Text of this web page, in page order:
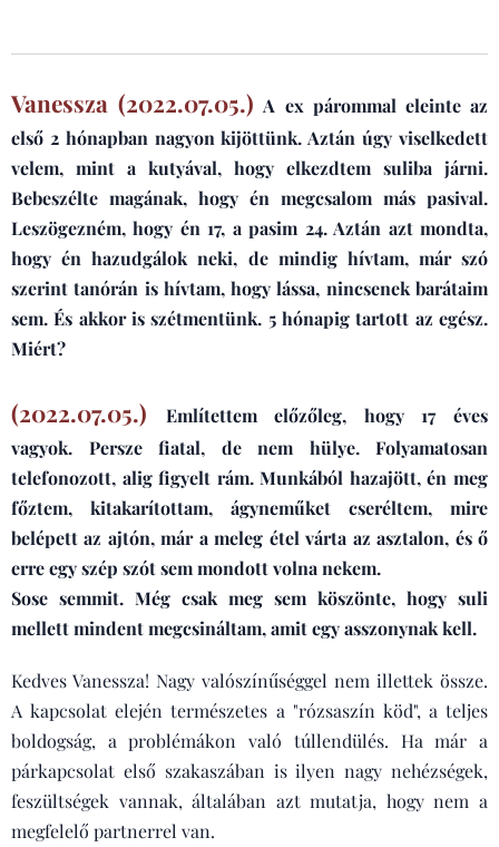
Vanessza (2022.07.05.) A ex párommal eleinte az
első 2 hónapban nagyon kijöttünk. Aztán úgy viselkedett
velem, mint a kutyával, hogy elkezdtem suliba járni.
Bebeszélte magának, hogy én megcsalom más pasival.
Leszögezném, hogy én 17, a pasim 24. Aztán azt mondta,
hogy én hazudgálok neki, de mindig hívtam, már szó
szerint tanórán is hívtam, hogy lássa, nincsenek barátaim
sem. És akkor is szétmentünk. 5 hónapig tartott az egész.
Miért?
(2022.07.05.)
Említettem előzőleg, hogy 17 éves
vagyok. Persze fiatal, de nem hülye. Folyamatosan
telefonozott, alig figyelt rám. Munkából hazajött, én meg
főztem, kitakarítottam, ágyneműket cseréltem, mire
belépett az ajtón, már a meleg étel várta az asztalon, és ő
erre egy szép szót sem mondott volna nekem.
Sose semmit. Még csak meg sem köszönte, hogy suli
mellett mindent megcsináltam, amit egy asszonynak kell.
Kedves Vanessza! Nagy valószínűséggel nem illettek össze.
A kapcsolat elején természetes a "rózsaszín köd", a teljes
boldogság, a problémákon való túllendülés. Ha már a
párkapcsolat első szakaszában is ilyen nagy nehézségek,
feszültségek vannak, általában azt mutatja, hogy nem a
megfelelő partnerrel van.